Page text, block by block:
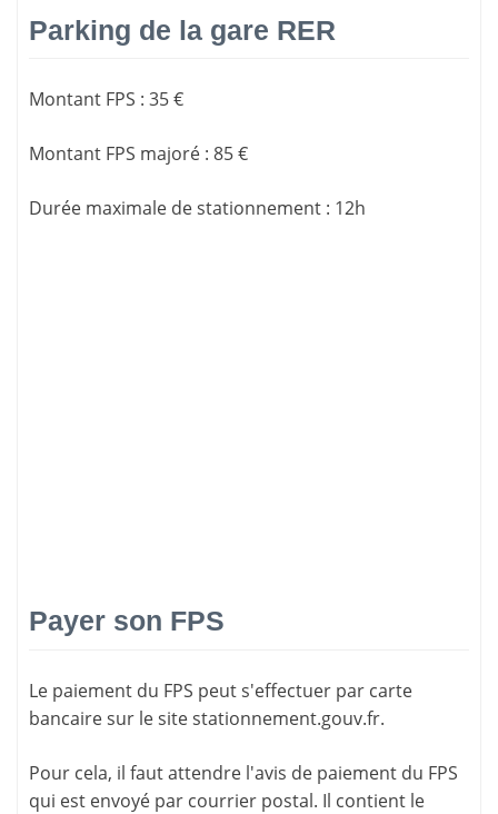
Parking de la gare RER
Montant FPS : 35 €
Montant FPS majoré : 85 €
Durée maximale de stationnement : 12h
Payer son FPS
Le paiement du FPS peut s'effectuer par carte
bancaire sur le sitestationnement.gouv.fr.
Pour cela, il faut attendre l'avis de paiement du FPS
qui est envoyé par courrier postal. Il contient le